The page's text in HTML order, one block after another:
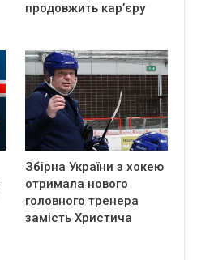
продовжить кар’єру
Збірна України з хокею
отримала нового
головного тренера
замість Христича